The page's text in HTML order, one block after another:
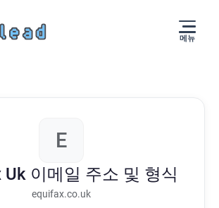
메뉴
E
Uk 이메일 주소 및 형식
equifax.co.uk